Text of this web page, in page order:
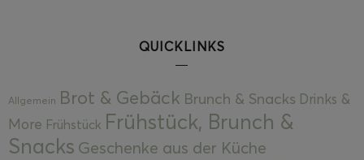
QUICKLINKS
Allgemein Brot & Gebäck Brunch & Snacks Drinks &
More Frühstück Frühstück, Brunch &
Snacks Geschenke aus der Küche